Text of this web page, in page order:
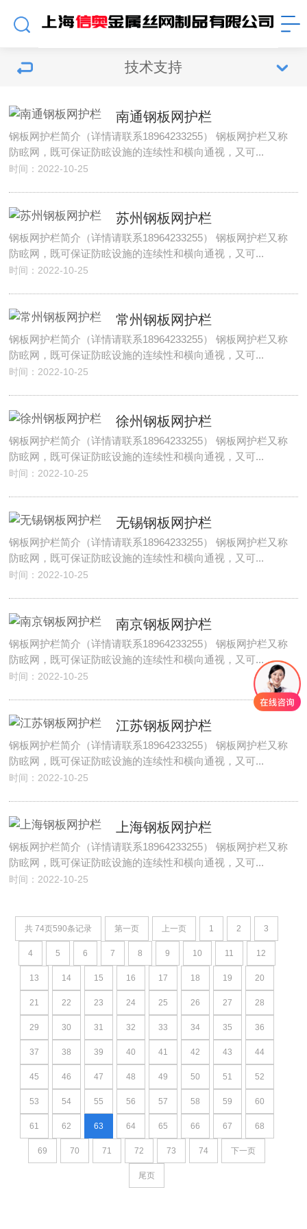
技术支持
南通钢板网护栏
钢板网护栏简介（详情请联系18964233255） 钢板网护栏又称
防眩网，既可保证防眩设施的连续性和横向通视，又可...
时间：2022-10-25
苏州钢板网护栏
钢板网护栏简介（详情请联系18964233255） 钢板网护栏又称
防眩网，既可保证防眩设施的连续性和横向通视，又可...
时间：2022-10-25
常州钢板网护栏
钢板网护栏简介（详情请联系18964233255） 钢板网护栏又称
防眩网，既可保证防眩设施的连续性和横向通视，又可...
时间：2022-10-25
徐州钢板网护栏
钢板网护栏简介（详情请联系18964233255） 钢板网护栏又称
防眩网，既可保证防眩设施的连续性和横向通视，又可...
时间：2022-10-25
无锡钢板网护栏
钢板网护栏简介（详情请联系18964233255） 钢板网护栏又称
防眩网，既可保证防眩设施的连续性和横向通视，又可...
时间：2022-10-25
南京钢板网护栏
钢板网护栏简介（详情请联系18964233255） 钢板网护栏又称
防眩网，既可保证防眩设施的连续性和横向通视，又可...
时间：2022-10-25
江苏钢板网护栏
钢板网护栏简介（详情请联系18964233255） 钢板网护栏又称
防眩网，既可保证防眩设施的连续性和横向通视，又可...
时间：2022-10-25
上海钢板网护栏
钢板网护栏简介（详情请联系18964233255） 钢板网护栏又称
防眩网，既可保证防眩设施的连续性和横向通视，又可...
时间：2022-10-25
共 74页590条记录 第一页 上一页 1 2 3
4 5 6 7 8 9 10 11 12
13 14 15 16 17 18 19 20
21 22 23 24 25 26 27 28
29 30 31 32 33 34 35 36
37 38 39 40 41 42 43 44
45 46 47 48 49 50 51 52
53 54 55 56 57 58 59 60
61 62 63 64 65 66 67 68
69 70 71 72 73 74 下一页
尾页